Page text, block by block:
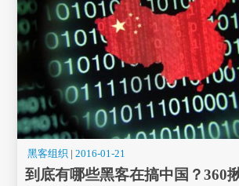
黑客组织 |2016-01-21
到底有哪些黑客在搞中国？360